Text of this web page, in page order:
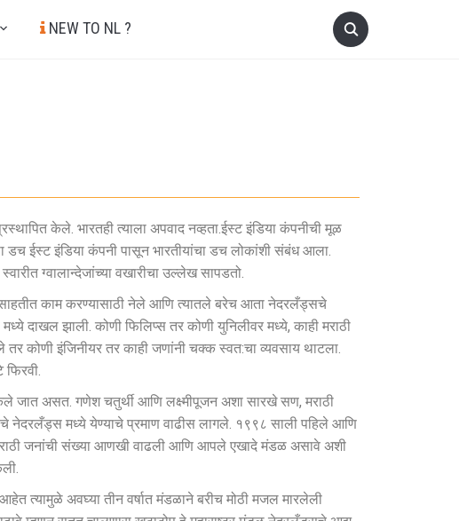
NEW TO NL ?
केले. भारतही त्याला अपवाद नव्हता.ईस्ट इंडिया कंपनीची मूळ
डच ईस्ट इंडिया कंपनी पासून भारतीयांचा डच लोकांशी संबंध आला.
ग्वालान्देजांच्या वखारीचा उल्लेख सापडतो.
वसाहतीत काम करण्यासाठी नेले आणि त्यातले बरेच आता नेदरलँड्सचे
दाखल झाली. कोणी फिलिप्स तर कोणी युनिलीवर मध्ये, काही मराठी
तर कोणी इंजिनीयर तर काही जणांनी चक्क स्वत:चा व्यवसाय थाटला.
जात असत. गणेश चतुर्थी आणि लक्ष्मीपूजन अशा सारखे सण, मराठी
नेदरलँड्स मध्ये येण्याचे प्रमाण वाढीस लागले. १९९८ साली पहिले आणि
जनांची संख्या आणखी वाढली आणि आपले एखादे मंडळ असावे अशी
त्यामुळे अवघ्या तीन वर्षात मंडळाने बरीच मोठी मजल मारलेली